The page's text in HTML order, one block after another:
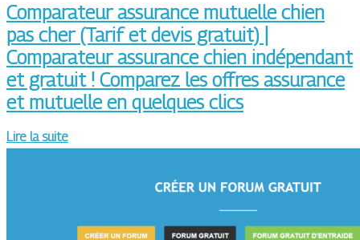
Comparateur assurance mutuelle chien
pas cher (Tarif et devis gratuit) |
Comparateur assurance chien indépendant
et gratuit ! Comparez les offres assurance
et mutuelle en quelques clics
Lire la suite